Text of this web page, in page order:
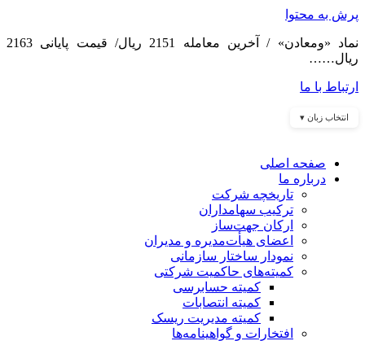
پرش به محتوا
نماد «ومعادن» / آخرین معامله 2151 ریال/ قیمت پایانی 2163
ریال……
ارتباط با ما
انتخاب زبان ▾
صفحه اصلی
درباره ما
تاریخچه شرکت
ترکیب سهامداران
ارکان جهت‌ساز
اعضای هیأت‌مدیره و مدیران
نمودار ساختار سازمانی
کمیته‌های حاکمیت شرکتی
کمیته حسابرسی
کمیته انتصابات
کمیته مدیریت ریسک
افتخارات و گواهینامه‌ها